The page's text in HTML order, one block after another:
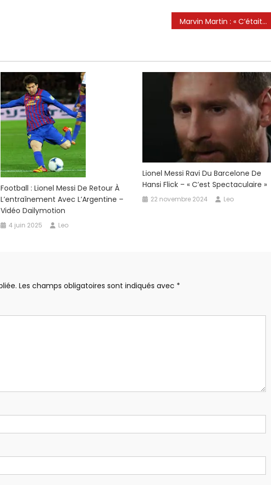
Marvin Martin : « C’était du niveau de Lionel Messi. Il dribblait le gardien, il revenait, il ne marquait pas, il dribblait de nouveau les défenseurs, et encore le gardien… »
Football : Lionel Messi De Retour À
L’entraînement Avec L’Argentine –
Vidéo Dailymotion
4 juin 2025 Leo
Lionel Messi Ravi Du Barcelone De
Hansi Flick – « C’est Spectaculaire »
22 novembre 2024 Leo
Les champs obligatoires sont indiqués avec *